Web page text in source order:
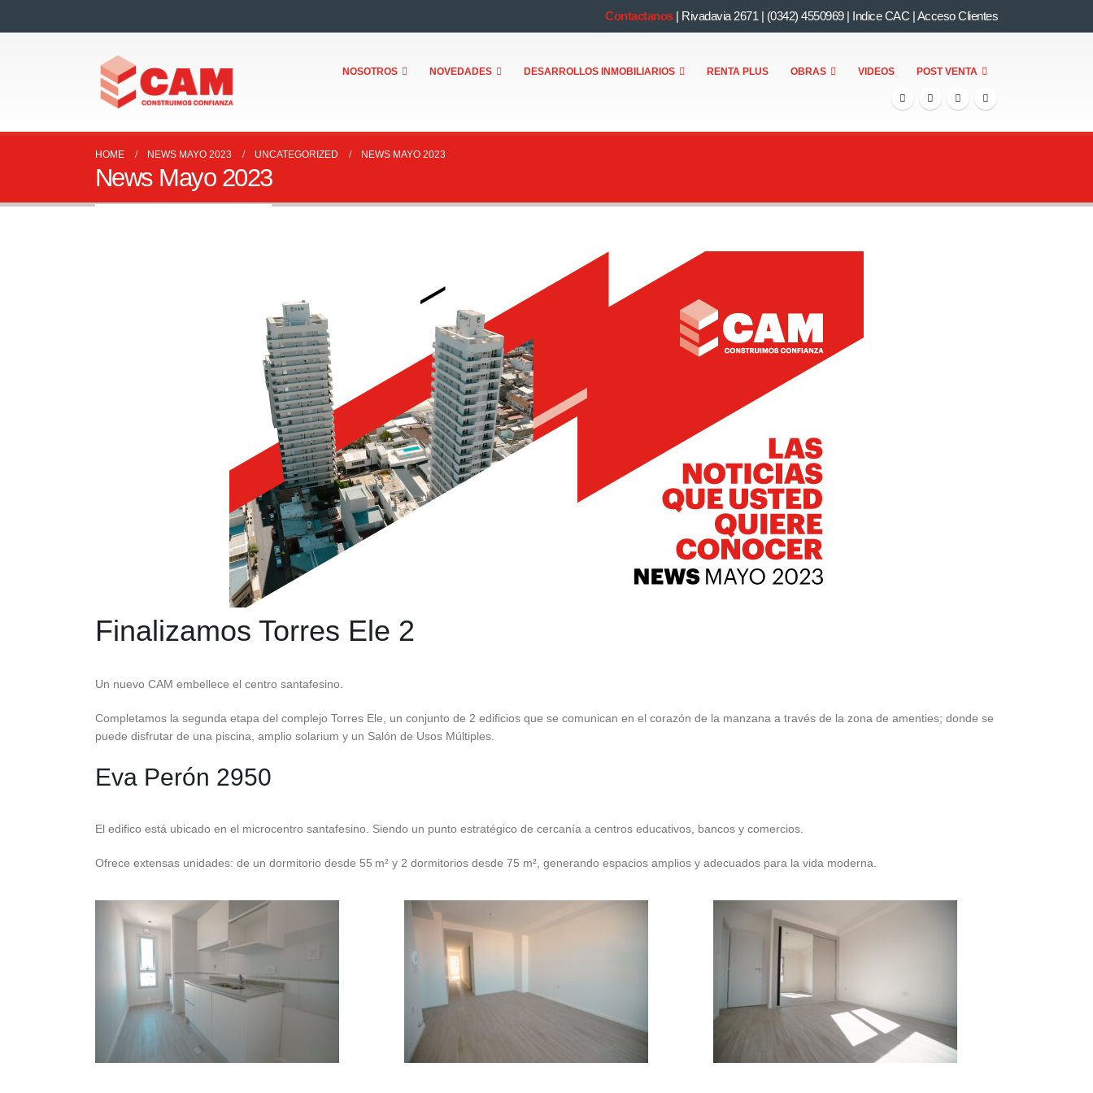
Contactanos| Rivadavia 2671 | (0342) 4550969| Indice CAC |Acceso Clientes
NOSOTROS NOVEDADES DESARROLLOS INMOBILIARIOS RENTA PLUS OBRAS VIDEOS POST VENTA
HOME NEWS MAYO 2023 UNCATEGORIZED NEWS MAYO 2023
News Mayo 2023
Finalizamos Torres Ele 2
Un nuevo CAM embellece el centro santafesino.
Completamos la segunda etapa del complejo Torres Ele, un conjunto de 2 edificios que se comunican en el corazón de la manzana a través de la zona de amenties; donde se
puede disfrutar de una piscina, amplio solarium y un Salón de Usos Múltiples.
Eva Perón 2950
El edifico está ubicado en el microcentro santafesino. Siendo un punto estratégico de cercanía a centros educativos, bancos y comercios.
Ofrece extensas unidades: de un dormitorio desde 55 m² y 2 dormitorios desde 75 m², generando espacios amplios y adecuados para la vida moderna.